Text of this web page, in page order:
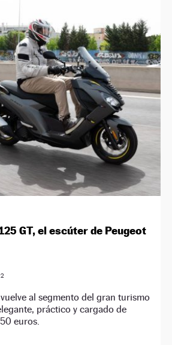
GT, el escúter de Peugeot
al segmento del gran turismo
práctico y cargado de
euros.